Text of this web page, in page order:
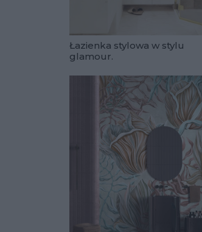
Łazienka stylowa w stylu
glamour.